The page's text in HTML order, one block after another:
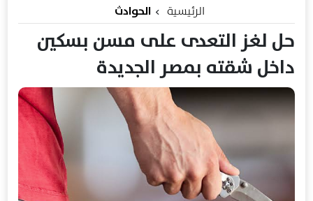
الرئيسية الحوادث
حل لغز التعدى على مسن بسكين
داخل شقته بمصر الجديدة